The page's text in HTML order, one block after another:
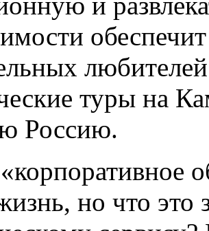
туры на
Россию.
но что это